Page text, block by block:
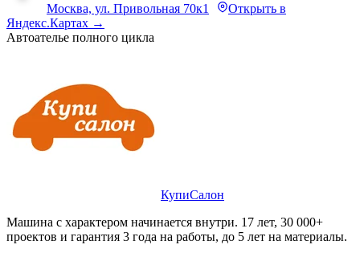
Москва, ул. Привольная 70к1
Открыть в
Яндекс.Картах →
Автоателье полного цикла
КупиСалон
Машина с характером начинается внутри. 17 лет, 30 000+
проектов и гарантия 3 года на работы, до 5 лет на материалы.